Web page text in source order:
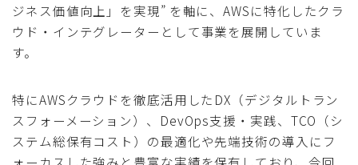
ジネス価値向上」を実現” を軸に、AWSに特化したクラ
ウド・インテグレーターとして事業を展開していま
す。
特にAWSクラウドを徹底活用したDX（デジタルトラン
スフォーメーション）、DevOps支援・実践、TCO（シ
ステム総保有コスト）の最適化や先端技術の導入にフ